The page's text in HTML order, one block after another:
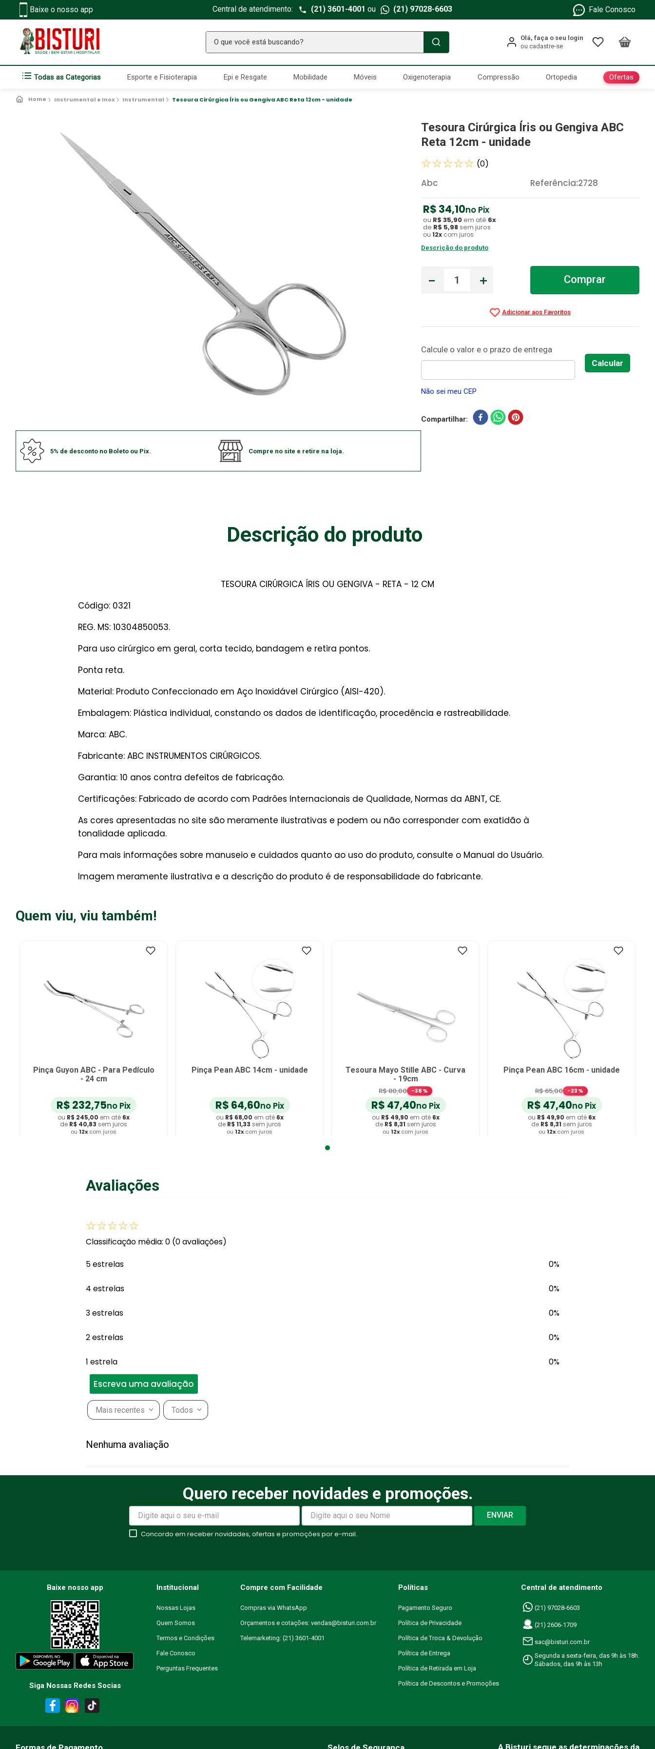
Baixe o nosso app Central de atendimento: (21) 3601-4001 ou (21) 97028-6603 Fale Conosco
O que você está buscando?
Todas as Categorias Esporte e Fisioterapia Epi e Resgate Mobilidade Móveis Oxigenoterapia Compressão Ortopedia Ofertas
Instrumental e Inox Instrumental Tesoura Cirúrgica Íris ou Gengiva ABC Reta 12cm - unidade
5% de desconto no Boleto ou Pix. Compre no site e retire na loja.
Tesoura Cirúrgica Íris ou Gengiva ABC
Reta 12cm - unidade
☆☆☆☆☆ (0)
Abc Referência:2728
R$ 34,10no Pix
ou R$ 35,90em até 6x
de R$ 5,98 sem juros
ou 12x com juros
Descrição do produto
＋
－ Comprar
Não sei meu CEP
Compartilhar
Descrição do produto
TESOURA CIRÚRGICA ÍRIS OU GENGIVA - RETA - 12 CM
Código: 0321
REG. MS: 10304850053.
Para uso cirúrgico em geral, corta tecido, bandagem e retira pontos.
Ponta reta.
Material: Produto Confeccionado em Aço Inoxidável Cirúrgico (AISI-420).
Embalagem: Plástica individual, constando os dados de identificação, procedência e rastreabilidade.
Marca: ABC.
Fabricante: ABC INSTRUMENTOS CIRÚRGICOS.
Garantia: 10 anos contra defeitos de fabricação.
Certificações: Fabricado de acordo com Padrões Internacionais de Qualidade, Normas da ABNT, CE.
As cores apresentadas no site são meramente ilustrativas e podem ou não corresponder com exatidão à
tonalidade aplicada.
Para mais informações sobre manuseio e cuidados quanto ao uso do produto, consulte o Manual do Usuário.
Imagem meramente ilustrativa e a descrição do produto é de responsabilidade do fabricante.
Quem viu, viu também!
Pinça Guyon ABC - Para Pedículo
- 24 cm
R$ 232,75no Pix
ou R$ 245,00 em até 6x
de R$ 40,83 sem juros
ou 12x com juros
Pinça Pean ABC 14cm - unidade
R$ 64,60no Pix
ou R$ 68,00 em até 6x
de R$ 11,33 sem juros
ou 12x com juros
Tesoura Mayo Stille ABC - Curva
- 19cm
R$80,00 -38%
R$ 47,40no Pix
ou R$ 49,90 em até 6x
de R$ 8,31 sem juros
ou 12x com juros
Pinça Pean ABC 16cm - unidade
R$65,00 -23%
R$ 47,40no Pix
ou R$ 49,90 em até 6x
de R$ 8,31 sem juros
ou 12x com juros
Avaliações
☆☆☆☆☆
Classificação média: 0 (0 avaliações)
5 estrelas
0%
4 estrelas 0%
3 estrelas 0%
2 estrelas 0%
1 estrela 0%
Escreva uma avaliação
Avalie o produto de 1 a 5 estrelas
★★
Seu nome
Escreva uma avaliação
Mais recentes Todos
Nenhuma avaliação
Quero receber novidades e promoções.
ENVIAR
Concordo em receber novidades, ofertas e promoções por e-mail.
Baixe nosso app
Siga Nossas Redes Socias
Institucional
Nossas Lojas
Quem Somos
Termos e Condições
Fale Conosco
Perguntas Frequentes
Compre com Facilidade
Compras via WhatsApp
Orçamentos e cotações: vendas@bisturi.com.br
Telemarketing: (21) 3601-4001
Políticas
Pagamento Seguro
Política de Privacidade
Política de Troca & Devolução
Política de Entrega
Política de Retirada em Loja
Política de Descontos e Promoções
Central de atendimento
(21) 97028-6603
(21) 2606-1709
sac@bisturi.com.br
Segunda a sexta-feira, das 9h às 18h.
Sábados, das 9h às 13h
TERMOS MAIS BUSCADOS
Seringa Insulina
2º Fralda Geriatrica